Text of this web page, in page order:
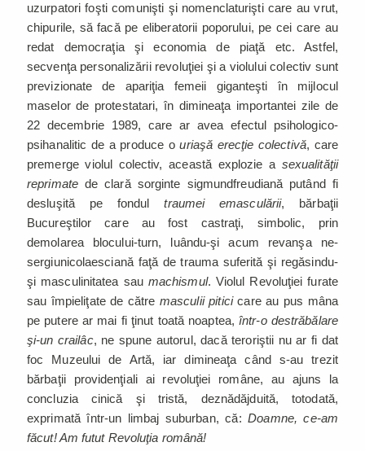
uzurpatori foşti comunişti şi nomenclaturişti care au vrut,
chipurile, să facă pe eliberatorii poporului, pe cei care au
redat democraţia şi economia de piaţă etc. Astfel,
secvenţa personalizării revoluţiei şi a violului colectiv sunt
previzionate de apariţia femeii giganteşti în mijlocul
maselor de protestatari, în dimineaţa importantei zile de
22 decembrie 1989, care ar avea efectul psihologico-
psihanalitic de a produce ouriaşă erecţie colectivă, care
premerge violul colectiv, această explozie a sexualităţii
reprimatede clară sorginte sigmundfreudiană putând fi
desluşită pe fondultraumei emasculării, bărbaţii
Bucureştilor care au fost castraţi, simbolic, prin
demolarea blocului-turn, luându-şi acum revanşa ne-
sergiunicolaesciană faţă de trauma suferită şi regăsindu-
şi masculinitatea sau machismul. Violul Revoluţiei furate
sau împieliţate de către masculii piticicare au pus mâna
pe putere ar mai fi ţinut toată noaptea,într-o destrăbălare
şi-un crailâc, ne spune autorul, dacă teroriştii nu ar fi dat
foc Muzeului de Artă, iar dimineaţa când s-au trezit
bărbaţii providenţiali ai revoluţiei române, au ajuns la
concluzia cinică şi tristă, deznădăjduită, totodată,
exprimată într-un limbaj suburban, că:Doamne, ce-am
făcut! Am futut Revoluţia română!